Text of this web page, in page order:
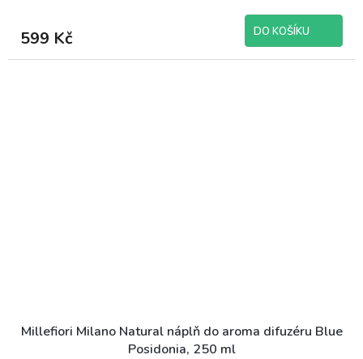
599 Kč DO KOŠÍKU
Millefiori Milano Natural náplň do aroma difuzéru Blue
Posidonia, 250 ml